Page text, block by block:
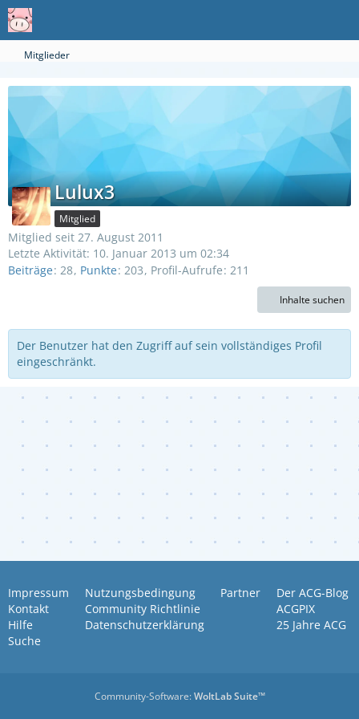
Mitglieder
Lulux3
Mitglied
Mitglied seit 27. August 2011
Letzte Aktivität: 10. Januar 2013 um 02:34
Beiträge 28 Punkte 203 Profil-Aufrufe 211
Inhalte suchen
Der Benutzer hat den Zugriff auf sein vollständiges Profil
eingeschränkt.
Impressum
Kontakt
Hilfe
Suche
Nutzungsbedingung
Community Richtlinie
Datenschutzerklärung
Partner
Der ACG-Blog
ACGPIX
25 Jahre ACG
Community-Software:WoltLab Suite™